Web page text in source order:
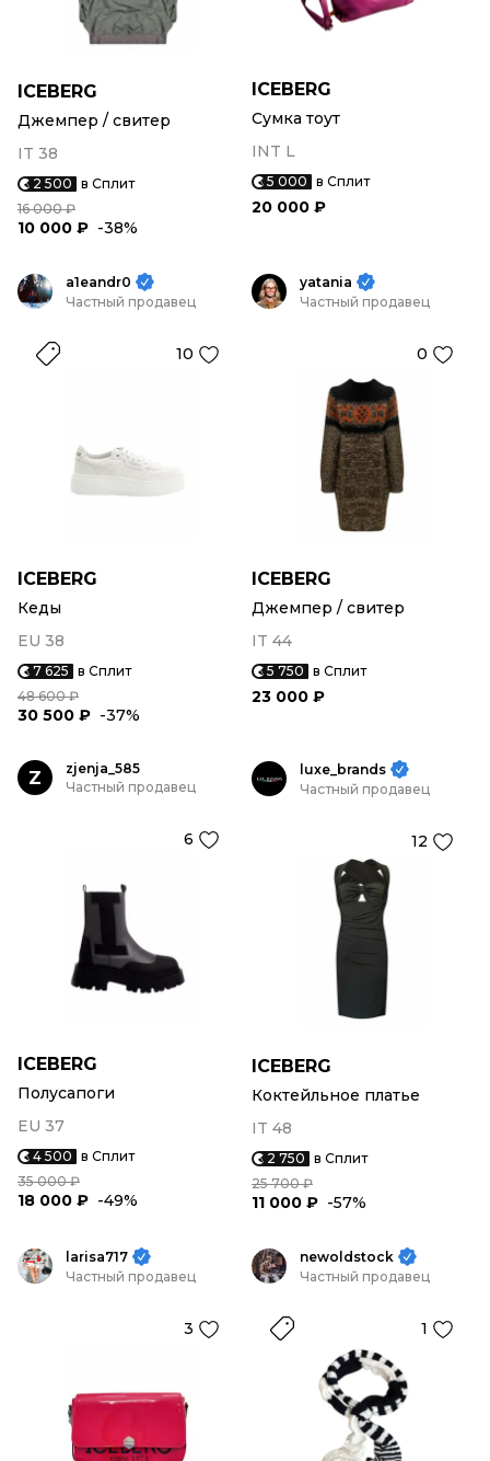
ICEBERG
Джемпер / свитер
IT 38
2 500 в Сплит
16 000 ₽
10 000 ₽ -38%
ICEBERG
Сумка тоут
INT L
5 000 в Сплит
20 000 ₽
a1eandr0
Частный продавец
10
ICEBERG
Кеды
EU 38
7 625 в Сплит
48 600 ₽
30 500 ₽ -37%
yatania
Частный продавец
0
ICEBERG
Джемпер / свитер
IT 44
5 750 в Сплит
23 000 ₽
Z
zjenja_585
Частный продавец
6
ICEBERG
Полусапоги
EU 37
4 500 в Сплит
35 000 ₽
18 000 ₽ -49%
luxe_brands
Частный продавец
12
ICEBERG
Коктейльное платье
IT 48
2 750 в Сплит
25 700 ₽
11 000 ₽ -57%
larisa717
Частный продавец
3
newoldstock
Частный продавец
1